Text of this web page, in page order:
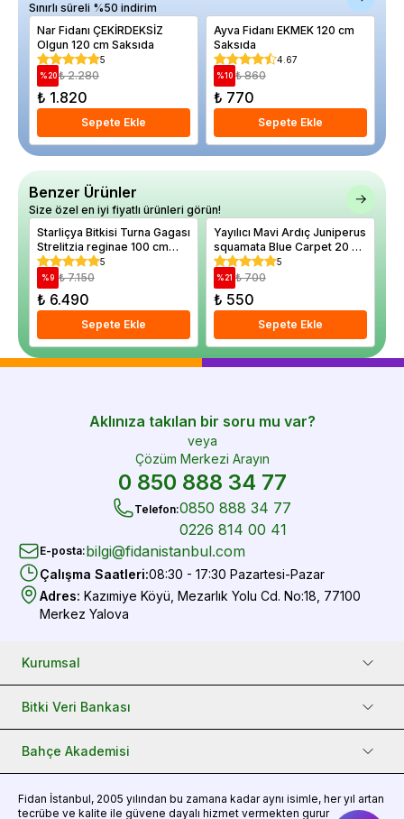
Sınırlı süreli %50 indirim
Nar Fidanı ÇEKİRDEKSİZ
Olgun 120 cm Saksıda
5
%20 ₺ 2.280
₺ 1.820
Sepete Ekle
Ayva Fidanı EKMEK 120 cm
Saksıda
4.67
%10 ₺ 860
₺ 770
Sepete Ekle
Benzer Ürünler
Size özel en iyi fiyatlı ürünleri görün!
Starliçya Bitkisi Turna Gagası
Strelitzia reginae 100 cm
İthal Saksıda5
% 9 ₺ 7.150
₺ 6.490
Sepete Ekle
Yayılıcı Mavi Ardıç Juniperus
squamata Blue Carpet 20 40
cm Saksıda5
%21 ₺ 700
₺ 550
Sepete Ekle
Aklınıza takılan bir soru mu var?
veya
Çözüm Merkezi Arayın
0 850 888 34 77
Telefon:0850 888 34 77
0226 814 00 41
E-posta:bilgi@fidanistanbul.com
Çalışma Saatleri:08:30 - 17:30 Pazartesi-Pazar
Adres: Kazımiye Köyü, Mezarlık Yolu Cd. No:18, 77100
Merkez Yalova
Kurumsal
Bitki Veri Bankası
Bahçe Akademisi
Fidan İstanbul, 2005 yılından bu zamana kadar aynı isimle, her yıl artan
tecrübe ve kalite ile güvene dayalı hizmet vermekten gurur